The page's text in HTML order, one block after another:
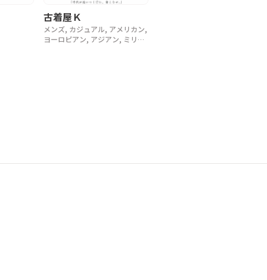
古着屋Ｋ
メンズ, カジュアル, アメリカン,
ヨーロピアン, アジアン, ミリタ